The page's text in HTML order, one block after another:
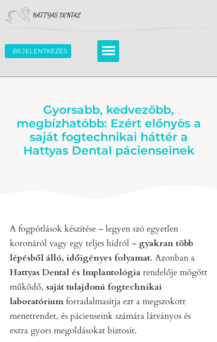
BEJELENTKEZÉS
Gyorsabb, kedvezőbb,
megbízhatóbb: Ezért előnyös a
saját fogtechnikai háttér a
Hattyas Dental pácienseinek
A fogpótlások készítése – legyen szó egyetlen
koronáról vagy egy teljes hídról – gyakran több
lépésből álló, időigényes folyamat. Azonban a
Hattyas Dental és Implantológia rendelője mögött
működő, saját tulajdonú fogtechnikai
laboratóriumforradalmasítja ezt a megszokott
menetrendet, és pácienseink számára látványos és
extra gyors megoldásokat biztosít.